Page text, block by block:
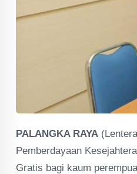
PALANGKA RAYA
Pemberdayaan
Gratis bagi kaum